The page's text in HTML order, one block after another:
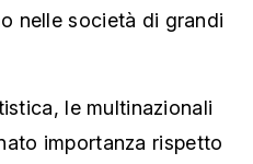
nelle società di grandi
le multinazionali
importanza rispetto